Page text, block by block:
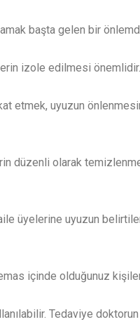
başta gelen bir
izole edilmesi
etmek, uyuzun
düzenli olarak
üyelerine uyuzun
içinde olduğunuz
Tedaviye